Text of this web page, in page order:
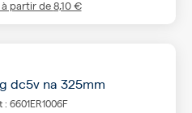
à partir de8,10 €
dc5v na 325mm
6601ER1006F